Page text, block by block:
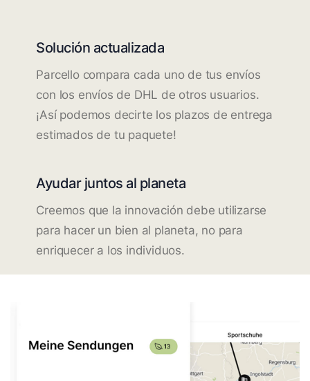
Solución actualizada
Parcello compara cada uno de tus envíos
con los envíos de DHL de otros usuarios.
¡Así podemos decirte los plazos de entrega
estimados de tu paquete!
Ayudar juntos al planeta
Creemos que la innovación debe utilizarse
para hacer un bien al planeta, no para
enriquecer a los individuos.